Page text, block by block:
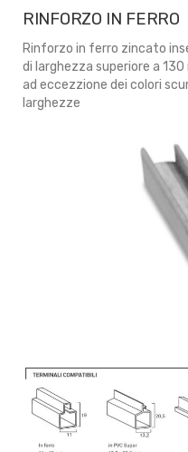
RINFORZO IN FERRO
Rinforzo in ferro zincato
di larghezza superiore a
ad eccezzione dei colori
larghezze